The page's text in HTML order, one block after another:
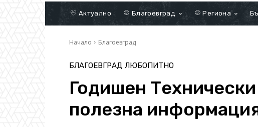
Актуално Благоевград Региона
Начало Благоевград
БЛАГОЕВГРАД ЛЮБОПИТНО
Годишен
полезна